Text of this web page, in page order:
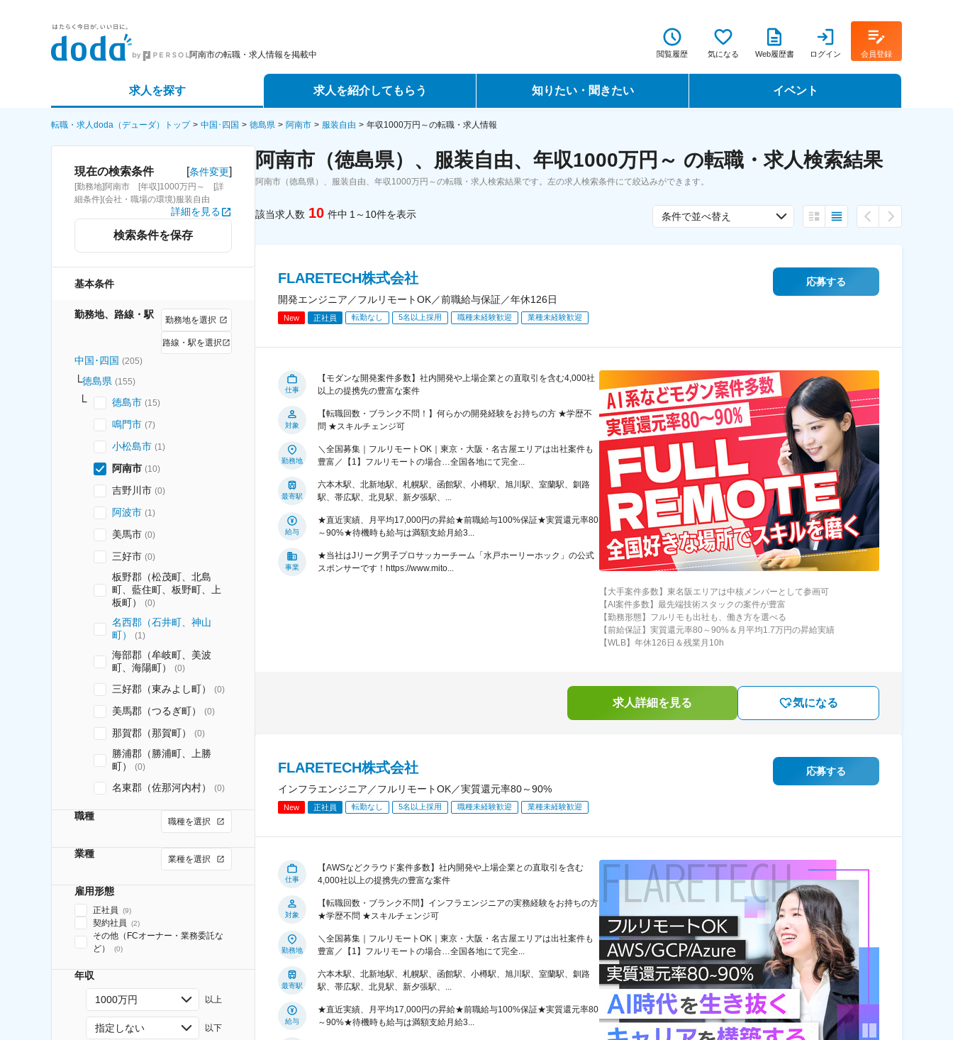
阿南市の転職・求人情報を掲載中 閲覧履歴 気になる Web履歴書 ログイン 会員登録
求人を探す
詳細条件から探す
求人特集から探す
求人を紹介してもらう
エージェントサービス
スカウトサービス
知りたい・聞きたい
転職ノウハウ
データで見る転職
イベント
転職フェア
転職・求人doda（デューダ）トップ 中国･四国 徳島県 阿南市 服装自由 年収1000万円～の転職・求人情報
現在の検索条件 [条件変更]
[勤務地]阿南市 [年収]1000万円～ [詳
細条件](会社・職場の環境)服装自由
詳細を見る
検索条件を保存
基本条件
勤務地、路線・駅 勤務地を選択
路線・駅を選択
中国･四国 (205)
徳島県 (155)
徳島市 (15)
鳴門市 (7)
小松島市 (1 )
阿南市 (10)
吉野川市 (0)
阿波市 (1 )
美馬市 (0)
三好市 (0)
板野郡（松茂町、北島
町、藍住町、板野町、上
板町）
(0)
名西郡（石井町、神山
町）
(1)
海部郡（牟岐町、美波
町、海陽町）
(0)
三好郡（東みよし町） (0)
美馬郡（つるぎ町） (0)
那賀郡（那賀町） (0)
勝浦郡（勝浦町、上勝
町）
(0)
名東郡（佐那河内村） (0)
職種 職種を選択
業種 業種を選択
雇用形態
正社員 (9)
契約社員 (2)
その他（FCオーナー・業務委託な
ど）
(0)
年収
1000万円 以上
指定しない 以下
阿南市（徳島県）、服装自由、年収1000万円～ の転職・求人検索結果
阿南市（徳島県）、服装自由、年収1000万円～の転職・求人検索結果です。左の求人検索条件にて絞込みができます。
該当求人数 10 件中 1～10件を表示 条件で並べ替え
FLARETECH株式会社
開発エンジニア／フルリモートOK／前職給与保証／年休126日
New 正社員 転勤なし 5名以上採用 職種未経験歓迎 業種未経験歓迎
応募する
仕事
【モダンな開発案件多数】社内開発や上場企業との直取引を含む4,000社
以上の提携先の豊富な案件
対象
【転職回数・ブランク不問！】何らかの開発経験をお持ちの方 ★学歴不
問 ★スキルチェンジ可
勤務地
＼全国募集｜フルリモートOK｜東京・大阪・名古屋エリアは出社案件も
豊富／【1】フルリモートの場合…全国各地にて完全...
最寄駅
六本木駅、北新地駅、札幌駅、函館駅、小樽駅、旭川駅、室蘭駅、釧路
駅、帯広駅、北見駅、新夕張駅、...
給与
★直近実績、月平均17,000円の昇給★前職給与100%保証★実質還元率80
～90%★待機時も給与は満額支給月給3...
事業
★当社はJリーグ男子プロサッカーチーム「水戸ホーリーホック」の公式
スポンサーです！https://www.mito...
【大手案件多数】東名阪エリアは中核メンバーとして参画可
【AI案件多数】最先端技術スタックの案件が豊富
【勤務形態】フルリモも出社も、働き方を選べる
【前給保証】実質還元率80～90%＆月平均1.7万円の昇給実績
【WLB】年休126日＆残業月10h
求人詳細を見る 気になる
FLARETECH株式会社
インフラエンジニア／フルリモートOK／実質還元率80～90%
New 正社員 転勤なし 5名以上採用 職種未経験歓迎 業種未経験歓迎
応募する
仕事
【AWSなどクラウド案件多数】社内開発や上場企業との直取引を含む
4,000社以上の提携先の豊富な案件
対象
【転職回数・ブランク不問】インフラエンジニアの実務経験をお持ちの方
★学歴不問 ★スキルチェンジ可
勤務地
＼全国募集｜フルリモートOK｜東京・大阪・名古屋エリアは出社案件も
豊富／【1】フルリモートの場合…全国各地にて完全...
最寄駅
六本木駅、北新地駅、札幌駅、函館駅、小樽駅、旭川駅、室蘭駅、釧路
駅、帯広駅、北見駅、新夕張駅、...
給与
★直近実績、月平均17,000円の昇給★前職給与100%保証★実質還元率80
～90%★待機時も給与は満額支給月給3...